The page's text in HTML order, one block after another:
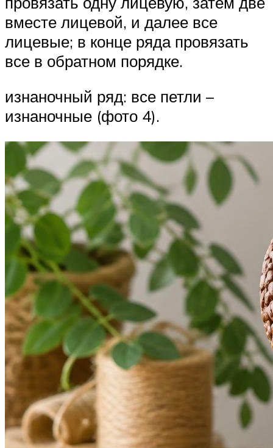
вместе лицевой, и далее все
лицевые; в конце ряда провязать
все в обратном порядке.
изнаночный ряд: все петли –
изнаночные (фото 4).